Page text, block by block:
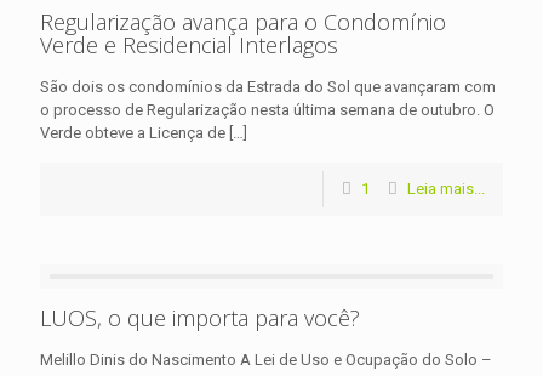
Regularização avança para o Condomínio
Verde e Residencial Interlagos
São dois os condomínios da Estrada do Sol que avançaram com
o processo de Regularização nesta última semana de outubro. O
Verde obteve a Licença de […]
1 Leia mais...
LUOS, o que importa para você?
Melillo Dinis do Nascimento A Lei de Uso e Ocupação do Solo –